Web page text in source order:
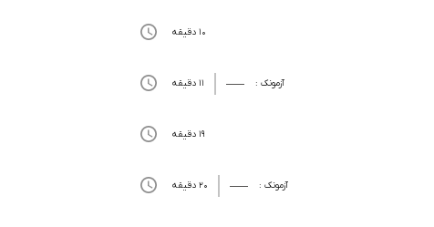
10 دقیقه
آزمونک : 11 دقیقه
19 دقیقه
آزمونک : 20 دقیقه